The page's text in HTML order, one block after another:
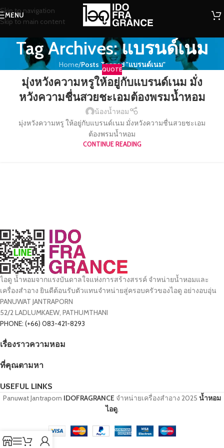
Skip to navigation
Skip to main content
MENU
Tag Archives: แบรนด์เนม
Home/Posts Tagged "แบรนด์เนม"
QUOTE
มุ่งหวังความหรูให้อยู่กับแบรนด์เนม มั่ง
หวังความชื่นสวยชะเอมต้องพรมน้ำหอม
น้องน้ำหอม
มุ่งหวังความหรู ให้อยู่กับแบรนด์เนม มั่งหวังความชื่นสวยชะเอม
ต้องพรมน้ำหอม
CONTINUE READING
ไอดู น้ำหอมจากแรงบันดาลใจแห่งการสร้างสรรค์ จำหน่ายน้ำหอมและ
เครื่องสำอาง ยินดีต้อนรับตัวแทนจำหน่ายสู่ครอบครัวของไอดู อย่างอบอุ่น
PANUWAT JANTRAPORN
52/2 LADLUMKAEW, PATHUMTHANI
PHONE: (+66) 083-421-8293
เรื่องราวความหอม
ที่คุณตามหา
USEFUL LINKS
Panuwat Jantraporn IDOFRAGRANCE จำหน่ายเครื่องสำอาง 2025 น้ำหอม
ไอดู.